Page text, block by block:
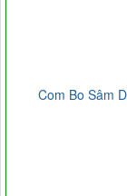
Com Bo Sâm